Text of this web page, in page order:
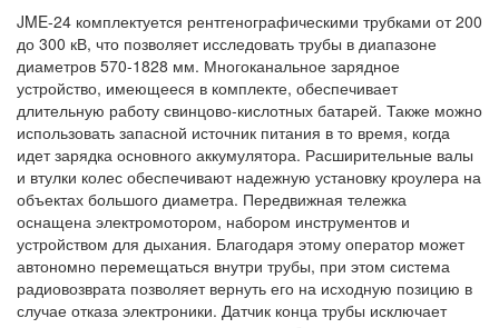
JME-24 комплектуется рентгенографическими трубками от 200
до 300 кВ, что позволяет исследовать трубы в диапазоне
диаметров 570-1828 мм. Многоканальное зарядное
устройство, имеющееся в комплекте, обеспечивает
длительную работу свинцово-кислотных батарей. Также можно
использовать запасной источник питания в то время, когда
идет зарядка основного аккумулятора. Расширительные валы
и втулки колес обеспечивают надежную установку кроулера на
объектах большого диаметра. Передвижная тележка
оснащена электромотором, набором инструментов и
устройством для дыхания. Благодаря этому оператор может
автономно перемещаться внутри трубы, при этом система
радиовозврата позволяет вернуть его на исходную позицию в
случае отказа электроники. Датчик конца трубы исключает